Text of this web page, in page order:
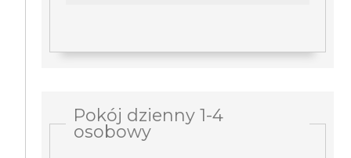
Pokój dzienny 1-4
osobowy